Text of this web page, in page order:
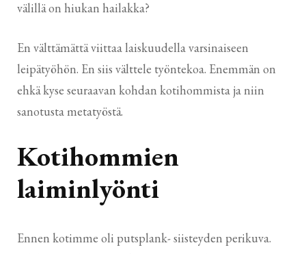
välillä on hiukan hailakka?
En välttämättä viittaa laiskuudella varsinaiseen
leipätyöhön. En siis välttele työntekoa. Enemmän on
ehkä kyse seuraavan kohdan kotihommista ja niin
sanotusta metatyöstä.
Kotihommien
laiminlyönti
Ennen kotimme oli putsplank- siisteyden perikuva.